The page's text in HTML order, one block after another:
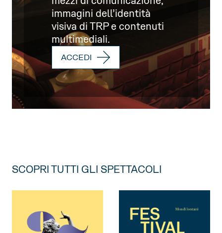
immagini dell’identità
visiva di TRP e contenuti
multimediali.
ACCEDI
SCOPRI TUTTI GLI SPETTACOLI